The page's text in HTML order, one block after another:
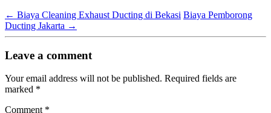
← Biaya Cleaning Exhaust Ducting di Bekasi Biaya Pemborong
Ducting Jakarta →
Leave a comment
Your email address will not be published. Required fields are
marked *
Comment *